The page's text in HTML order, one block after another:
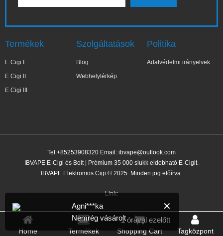
Termékek
E Cigi I
E Cigi II
E Cigi III
Szolgáltatások
Blog
Webhelytérkép
Politika
Adatvédelmi irányelvek
Tel:+85253908320 Email: ibvape@outlook.com
IBVAPE E-Cigi és Bolt | Prémium 35 000 slukk eldobható E-Cigit.
IBVAPE Elektromos Cigi © 2025. Minden jog előírva.
Link:
Home Termékek Shopping Cart Tagközpont
✕
Agni***ka
Nemrég vásárolt1 órával ezelőtt